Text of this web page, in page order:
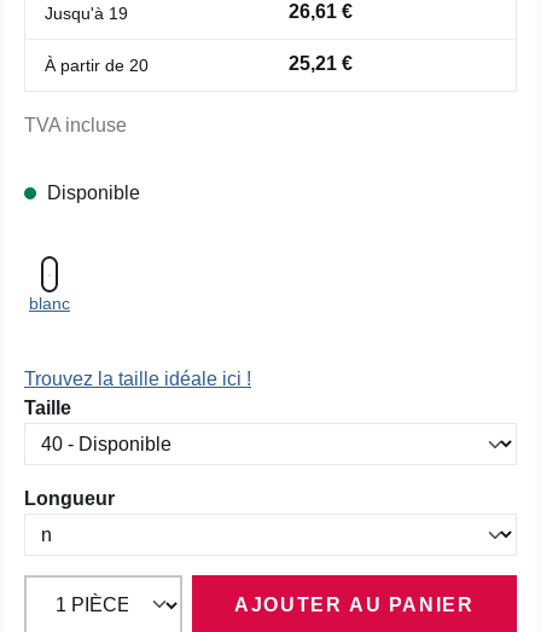
Jusqu'à 19 26,61 €
À partir de 20 25,21 €
TVA incluse
Disponible
blanc
Trouvez la taille idéale ici !
Sélectionnez
Taille
Sélectionnez
Longueur
AJOUTER AU PANIER